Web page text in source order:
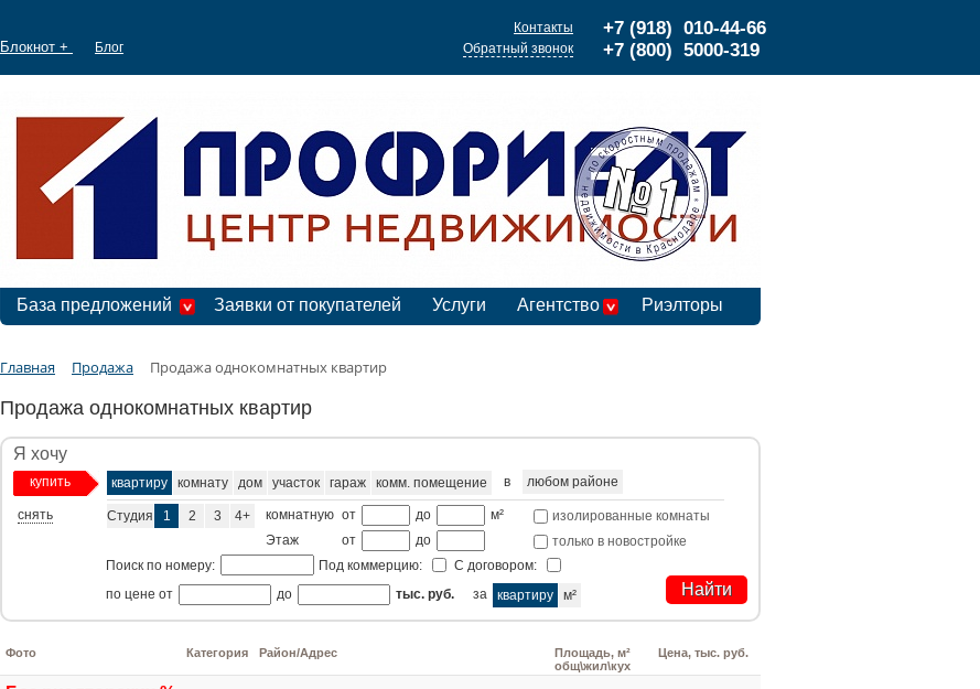
Блокнот + Блог
+7 (918) 010-44-66
+7 (800) 5000-319
Контакты
Обратный звонок
База предложений Заявки от покупателей Услуги Агентство Риэлторы
Главная Продажа Продажа однокомнатных квартир
Продажа однокомнатных квартир
Я хочу
купить
снять
квартиру комнату дом участок гараж комм. помещение в любом районе
Студия 1 2 3 4+ комнатную от до м²
изолированные комнаты
Этаж
от до
только в новостройке
Поиск по номеру:
Под коммерцию:
С договором:
по цене от
до тыс. руб. за квартиру м²
Фото Категория Район/Адрес
Площадь, м²
общ\жил\кух
Цена, тыс. руб.